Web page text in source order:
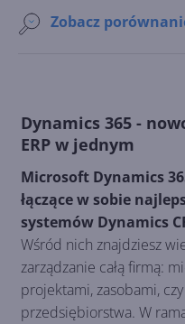
Zobacz
Dynamics 365 -
ERP w jednym
Microsoft Dynamics
łączące w sobie
systemów Dynamics
Wśród nich znajdziesz
zarządzanie całą firmą:
projektami, zasobami,
przedsiębiorstwa. W